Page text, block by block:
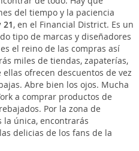
del tiempo y la paciencia
21, en el Financial District. Es un
tipo de marcas y diseñadores
el reino de las compras así
miles de tiendas, zapaterías,
ofrecen descuentos de vez
Abre bien los ojos. Mucha
a comprar productos de
Por la zona de
la única, encontrarás
delicias de los fans de la